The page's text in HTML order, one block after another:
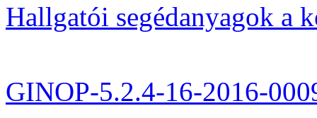
Hallgatói segédanyagok a
GINOP-5.2.4-16-2016-